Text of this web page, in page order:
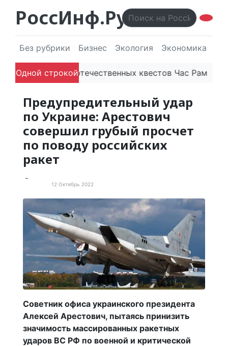
РоссИнф.Ру
Без рубрики Бизнес Экология Экономика
Одной строкой
Платформа отечественных квестов Час Рамзая
Предупредительный удар
по Украине: Арестович
совершил грубый просчет
по поводу российских
ракет
12 Октябрь 2022
Советник офиса украинского президента
Алексей Арестович, пытаясь принизить
значимость массированных ракетных
ударов ВС РФ по военной и критической